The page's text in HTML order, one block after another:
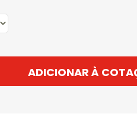
ADICIONAR À